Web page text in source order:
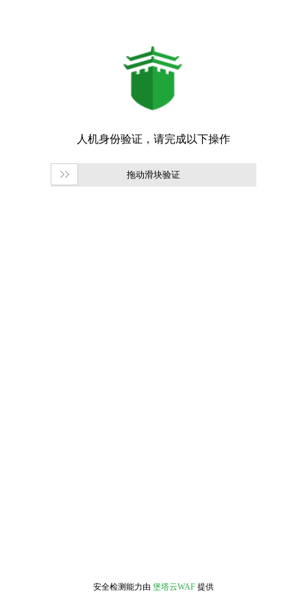
拖动滑块验证
安全检测能力由 堡塔云WAF 提供